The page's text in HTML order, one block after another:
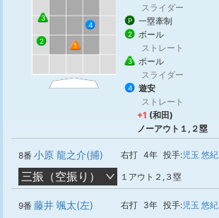
1
2
3
4
スライダー
P 一塁牽制
2 ボール
ストレート
3 ボール
スライダー
4
遊安
ストレート
+1 (和田)
ノーアウト１,２塁
8番 小原 龍之介(捕) 右打 4年 投手:児玉 悠紀
三振（空振り） １アウト２,３塁
9番 藤井 颯太(左) 右打 3年 投手:児玉 悠紀